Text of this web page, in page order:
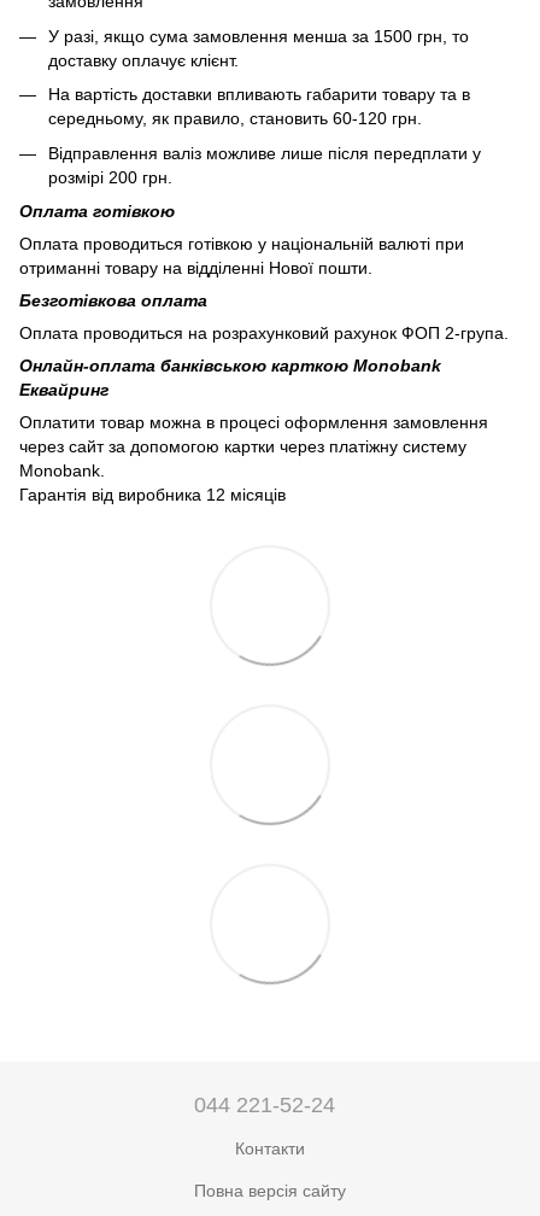
У разі, якщо сума замовлення менша за 1500 грн, то
доставку оплачує клієнт.
На вартість доставки впливають габарити товару та в
середньому, як правило, становить 60-120 грн.
Відправлення валіз можливе лише після передплати у
розмірі 200 грн.
Оплата готівкою
Оплата проводиться готівкою у національній валюті при
отриманні товару на відділенні Нової пошти.
Безготівкова оплата
Оплата проводиться на розрахунковий рахунок ФОП 2-група.
Онлайн-оплата банківською карткою Monobank
Еквайринг
Оплатити товар можна в процесі оформлення замовлення
через сайт за допомогою картки через платіжну систему
Monobank.
Гарантія від виробника 12 місяців
044 221-52-24
Контакти
Повна версія сайту